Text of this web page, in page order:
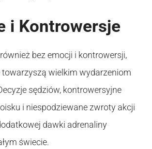
i Kontrowersje
również bez emocji i kontrowersji,
towarzyszą wielkim wydarzeniom
sędziów, kontrowersyjne
i niespodziewane zwroty akcji
dawki adrenaliny
świecie.